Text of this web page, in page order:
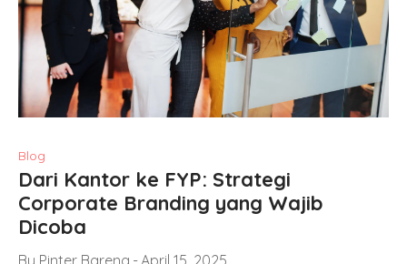
Blog
Dari Kantor ke FYP: Strategi
Corporate Branding yang Wajib
Dicoba
By Pinter Bareng April 15, 2025